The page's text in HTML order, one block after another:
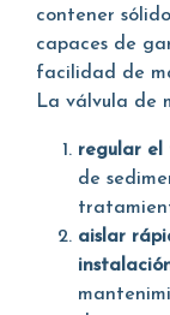
contener
capaces de
facilidad de
La válvula de
regular el
de
aislar